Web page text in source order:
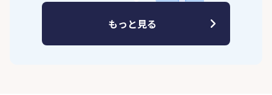
もっと見る